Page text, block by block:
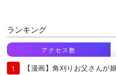
ランキング
アクセス数
【漫画】角刈りお父さんが